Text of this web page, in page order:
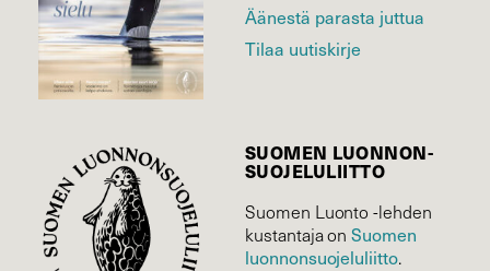
Äänestä parasta juttua
Tilaa uutiskirje
SUOMEN LUONNON­
SUOJELU­LIITTO
Suomen Luonto -lehden
kustantaja onSuomen
luonnonsuojelu­liitto.